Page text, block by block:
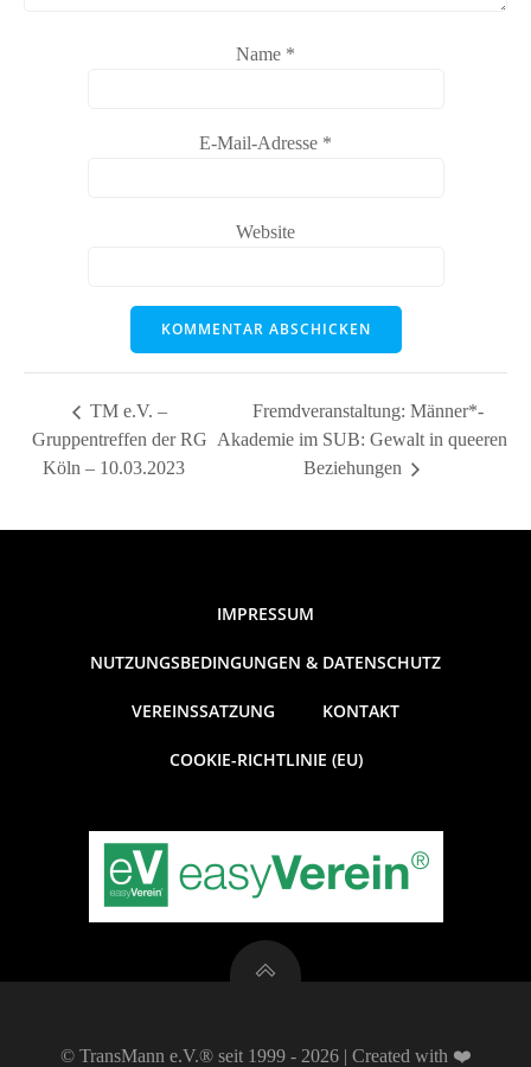
Name *
E-Mail-Adresse *
Website
TM e.V. –
Gruppentreffen der RG
Köln – 10.03.2023
Fremdveranstaltung: Männer*-
Akademie im SUB: Gewalt in queeren
Beziehungen
IMPRESSUM
NUTZUNGSBEDINGUNGEN & DATENSCHUTZ
VEREINSSATZUNG KONTAKT
COOKIE-RICHTLINIE (EU)
© TransMann e.V.® seit 1999 - 2026 | Created with ❤️